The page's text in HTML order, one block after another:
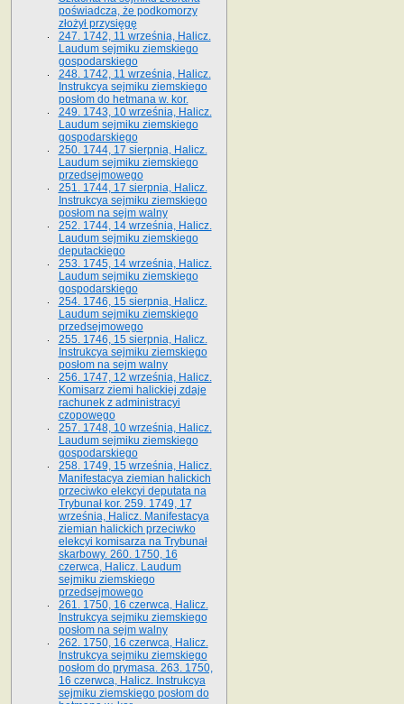
poświadcza, że podkomorzy
złożył przysięgę
247. 1742, 11 września, Halicz.
Laudum sejmiku ziemskiego
gospodarskiego
248. 1742, 11 września, Halicz.
Instrukcya sejmiku ziemskiego
posłom do hetmana w. kor.
249. 1743, 10 września, Halicz.
Laudum sejmiku ziemskiego
gospodarskiego
250. 1744, 17 sierpnia, Halicz.
Laudum sejmiku ziemskiego
przedsejmowego
251. 1744, 17 sierpnia, Halicz.
Instrukcya sejmiku ziemskiego
posłom na sejm walny
252. 1744, 14 września, Halicz.
Laudum sejmiku ziemskiego
deputackiego
253. 1745, 14 września, Halicz.
Laudum sejmiku ziemskiego
gospodarskiego
254. 1746, 15 sierpnia, Halicz.
Laudum sejmiku ziemskiego
przedsejmowego
255. 1746, 15 sierpnia, Halicz.
Instrukcya sejmiku ziemskiego
posłom na sejm walny
256. 1747, 12 września, Halicz.
Komisarz ziemi halickiej zdaje
rachunek z administracyi
czopowego
257. 1748, 10 września, Halicz.
Laudum sejmiku ziemskiego
gospodarskiego
258. 1749, 15 września, Halicz.
Manifestacya ziemian halickich
przeciwko elekcyi deputata na
Trybunał kor. 259. 1749, 17
września, Halicz. Manifestacya
ziemian halickich przeciwko
elekcyi komisarza na Trybunał
skarbowy. 260. 1750, 16
czerwca, Halicz. Laudum
sejmiku ziemskiego
przedsejmowego
261. 1750, 16 czerwca, Halicz.
Instrukcya sejmiku ziemskiego
posłom na sejm walny
262. 1750, 16 czerwca, Halicz.
Instrukcya sejmiku ziemskiego
posłom do prymasa. 263. 1750,
16 czerwca, Halicz. Instrukcya
sejmiku ziemskiego posłom do